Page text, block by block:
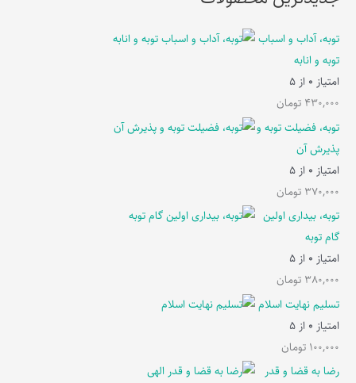
توبه، آداب و اسباب
توبه و انابه
امتیاز 0 از 5
430,000 تومان
توبه، فضیلت توبه و
پذیرش آن
امتیاز 0 از 5
370,000 تومان
توبه، بیداری اولین
گام توبه
امتیاز 0 از 5
380,000 تومان
تسلیم نهایت اسلام
امتیاز 0 از 5
100,000 تومان
رضا به قضا و قدر